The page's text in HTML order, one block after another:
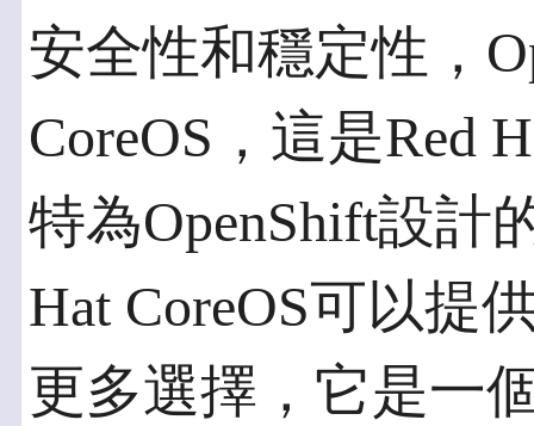
安全性和穩定性，
CoreOS，這是Red
特為OpenShift設計
Hat CoreOS可以提
更多選擇，它是一